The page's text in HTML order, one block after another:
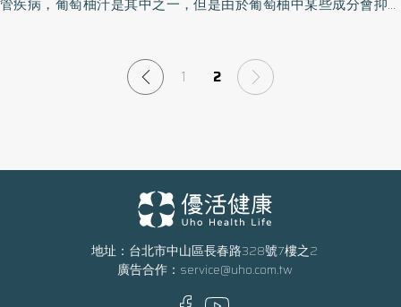
藥物，如此一來，才能同時兼顧駕駛用藥和行車的安全性。藥物影
駛若服用降血糖藥物，肇事機率最高恐提升至4成（39%），台灣藥
駕觀念相對國際顯得不足、仍在萌芽期，但民眾千萬不可輕忽「藥
路；黃燈部分，如感冒藥、止痛藥、降血壓、血糖藥，則必須非常
注意並透過醫師評估，綠燈區則是不會影響駕駛能力的藥品，但其
實服用任何藥物前都應諮詢專業人員，才能確保安全。
柚汁中的部分類黃酮與香豆素（Coumarin）成分會抑制腸道中一種
稱為CYP4503A4的代謝酵素，許多常用口服藥物必須依賴這種酵素
指出，目前已知與葡萄柚汁有此交互作用的藥物成分包括：（1）一
類稱為鈣離子通道阻斷劑的心血管藥物，如：Felodipine、
Nifedipine、Amlodipine、Nimodipine、Diltiazem、Verapamil，與
於免疫疾病與器官移植的藥物Cyclosporin與葡萄柚汁併用，也會提
1 2
地址：台北市中山區長春路328號7樓之2
廣告合作： service@uho.com.tw